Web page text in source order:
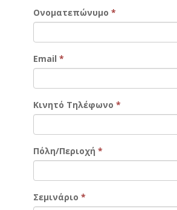
Ονοματεπώνυμο *
Email *
Κινητό Τηλέφωνο *
Πόλη/Περιοχή *
Σεμινάριο *